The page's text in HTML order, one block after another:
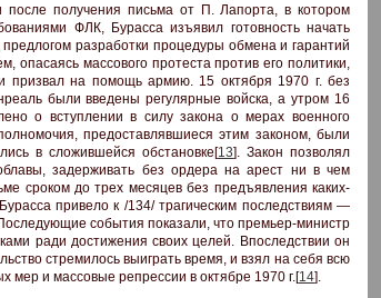
получения письма от П. Лапорта, в котором
ФЛК, Бурасса изъявил готовность начать
разработки процедуры обмена и гарантий
опасаясь массового протеста против его политики,
на помощь армию. 15 октября 1970 г. без
были введены регулярные войска, а утром 16
о вступлении в силу закона о мерах военного
предоставлявшиеся этим законом, были
в сложившейся обстановке[13]. Закон позволял
задерживать без ордера на арест ни в чем
сроком до трех месяцев без предъявления каких-
привело к /134/ трагическим последствиям —
события показали, что премьер-министр
ради достижения своих целей. Впоследствии он
стремилось выиграть время, и взял на себя всю
мер и массовые репрессии в октябре 1970 г.[14].